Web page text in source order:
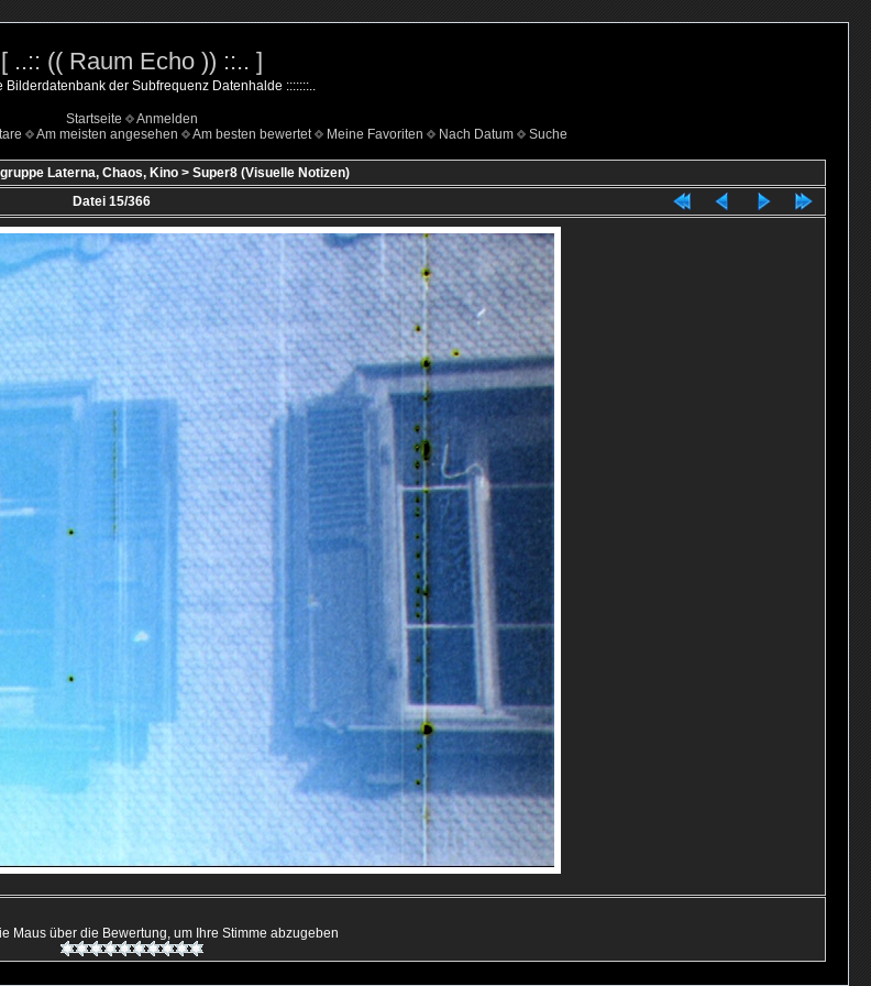
[ ..:: (( Raum Echo )) ::.. ]
Bilderdatenbank der Subfrequenz Datenhalde :::::::..
Startseite
Anmelden
Am meisten angesehen Am besten bewertet Meine Favoriten Nach Datum Suche
Laterna, Chaos, Kino > Super8 (Visuelle Notizen)
Datei 15/366
Maus über die Bewertung, um Ihre Stimme abzugeben